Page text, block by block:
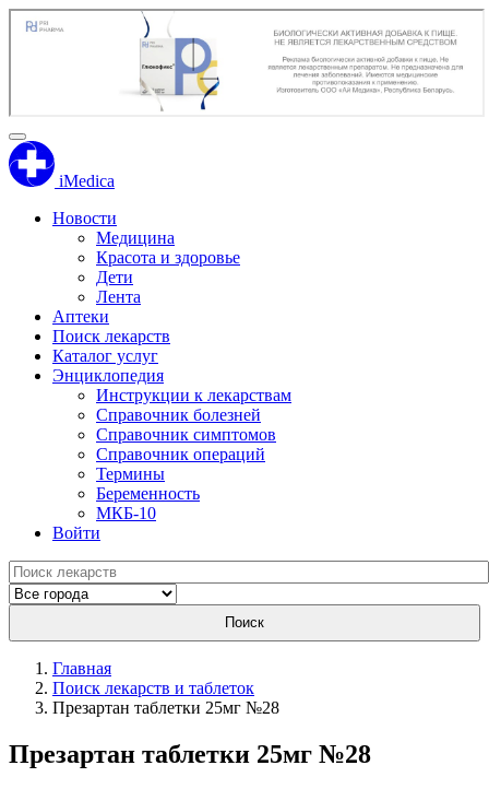
iMedica
Новости
Медицина
Красота и здоровье
Дети
Лента
Аптеки
Поиск лекарств
Каталог услуг
Энциклопедия
Инструкции к лекарствам
Справочник болезней
Справочник симптомов
Справочник операций
Термины
Беременность
МКБ-10
Войти
Поиск
Главная
Поиск лекарств и таблеток
Презартан таблетки 25мг №28
Презартан таблетки 25мг №28